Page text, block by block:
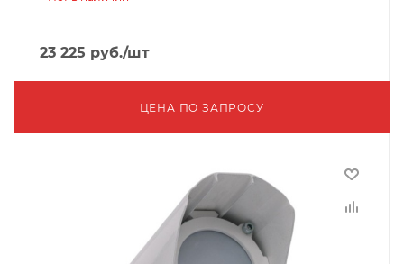
23 225 руб./шт
ЦЕНА ПО ЗАПРОСУ